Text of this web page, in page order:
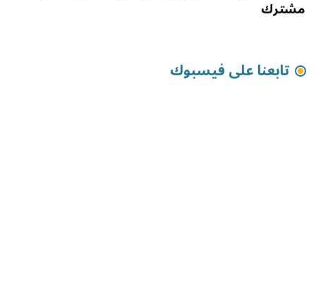
مشترك
تابعنا على فيسبوك